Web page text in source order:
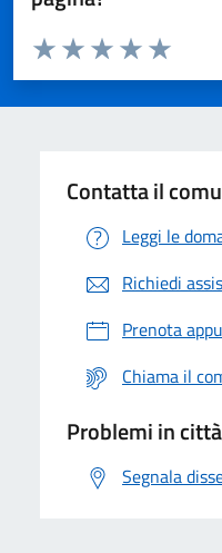
Valuta da 1 a 5 stelle la pagina
Valuta 5
Valuta 4
Valuta 3 stelle
Valuta 2 stelle su 5
Valuta 1 stelle su 5
Contatta il
Leggi le
Richiedi
Prenota
Chiama il
Problemi in città
Segnala